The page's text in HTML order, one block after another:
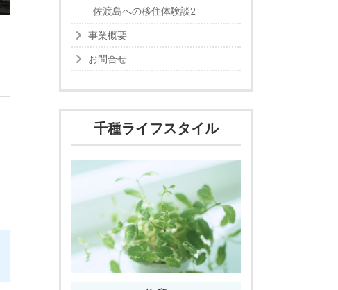
佐渡島への移住体験談2
事業概要
お問合せ
千種ライフスタイル